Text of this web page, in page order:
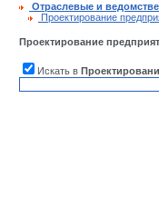
Отраслевые и
Проектирование
Проектирование
Искать в